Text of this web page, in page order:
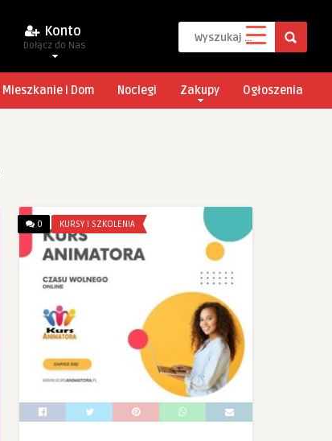
Konto
Dołącz do Nas
Mieszkanie i Dom Noclegi Zakupy Ogłoszenia
0 KURSY I SZKOLENIA